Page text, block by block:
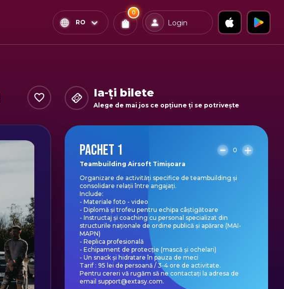
RO
0
Ai0
x0
Bilete
Confirmă & Plătește
Login
Ia-ți bilete
Alege de mai jos ce opțiune ți se potrivește
PACHET 1
0
Teambuilding Airsoft Timișoara
Organizare de activități specifice de teambuilding și
consolidare relații între angajați.
Include:
- Materiale foto - video
- Diplomă și trofeu pentru echipa câștigătoare
- Instructaj și coaching cu personal specializat din
structurile naționale de ordine publică și apărare (MAI-
MAPN)
- Replica profesională
- Echipament de protecție (mască și ochelari)
- Un snack și hidratare în pauza de meci
Tarif : 95 lei de persoană / 3-4 ore de activitate.
Pentru cereri vă rugăm să ne contactați la adresa de
email support@extasy.com.